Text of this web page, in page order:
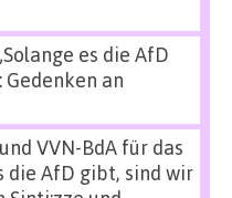
es die AfD
an
VVN-BdA für das
die AfD gibt, sind wir